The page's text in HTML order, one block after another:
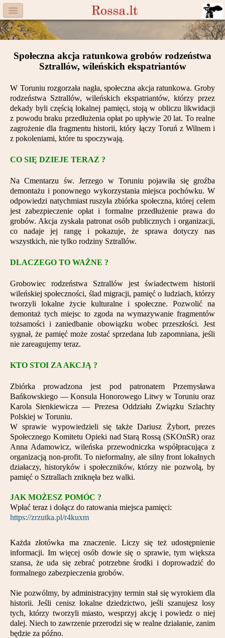
Menu
Facebook
Komitet
Aktualności
Książka
Moneta
Trasy
Darczyńcy
Partnerzy
Społeczna akcja ratunkowa grobów rodzeństwa
Sztrallów, wileńskich ekspatriantów
W Toruniu rozgorzała nagła, społeczna akcja ratunkowa. Groby
rodzeństwa Sztrallów, wileńskich ekspatriantów, którzy przez
dekady byli częścią lokalnej pamięci, stoją w obliczu likwidacji
z powodu braku przedłużenia opłat po upływie 20 lat. To realne
zagrożenie dla fragmentu historii, który łączy Toruń z Wilnem i
z pokoleniami, które tu spoczywają.
CO SIĘ DZIEJE TERAZ ?
Na Cmentarzu św. Jerzego w Toruniu pojawiła się groźba
demontażu i ponownego wykorzystania miejsca pochówku. W
odpowiedzi natychmiast ruszyła zbiórka społeczna, której celem
jest zabezpieczenie opłat i formalne przedłużenie prawa do
grobów. Akcja zyskała patronat osób publicznych i organizacji,
co nadaje jej rangę i pokazuje, że sprawa dotyczy nas
wszystkich, nie tylko rodziny Sztrallów.
DLACZEGO TO WAŻNE ?
Grobowiec rodzeństwa Sztrallów jest świadectwem historii
wileńskiej społeczności, ślad migracji, pamięć o ludziach, którzy
tworzyli lokalne życie kulturalne i społeczne. Pozwolić na
demontaż tych miejsc to zgoda na wymazywanie fragmentów
tożsamości i zaniedbanie obowiązku wobec przeszłości. Jest
sygnał, że pamięć może zostać sprzedana lub zapomniana, jeśli
nie zareagujemy teraz.
KTO STOI ZA AKCJĄ ?
Zbiórka prowadzona jest pod patronatem Przemysława
Bańkowskiego — Konsula Honorowego Litwy w Toruniu oraz
Karola Sienkiewicza — Prezesa Oddziału Związku Szlachty
Polskiej w Toruniu.
W sprawie wypowiedzieli się także Dariusz Żybort, prezes
Społecznego Komitetu Opieki nad Starą Rossą (SKOnSR) oraz
Anna Adamowicz, wileńska przewodniczka współpracująca z
organizacją non-profit. To nieformalny, ale silny front lokalnych
działaczy, historyków i społeczników, którzy nie pozwolą, by
pamięć o Sztrallach zniknęła bez walki.
JAK MOŻESZ POMÓC ?
Wpłać teraz i dołącz do ratowania miejsca pamięci:
https://zrzutka.pl/r4kuxm
Każda złotówka ma znaczenie. Liczy się też udostępnienie
informacji. Im więcej osób dowie się o sprawie, tym większa
szansa, że uda się zebrać potrzebne środki i doprowadzić do
formalnego zabezpieczenia grobów.
Nie pozwólmy, by administracyjny termin stał się wyrokiem dla
historii. Jeśli cenisz lokalne dziedzictwo, jeśli szanujesz losy
tych, którzy tworzyli miasto, wesprzyj akcję i powiedz o niej
dalej. Niech to zawrzenie przerodzi się w realne działanie, zanim
będzie za późno.